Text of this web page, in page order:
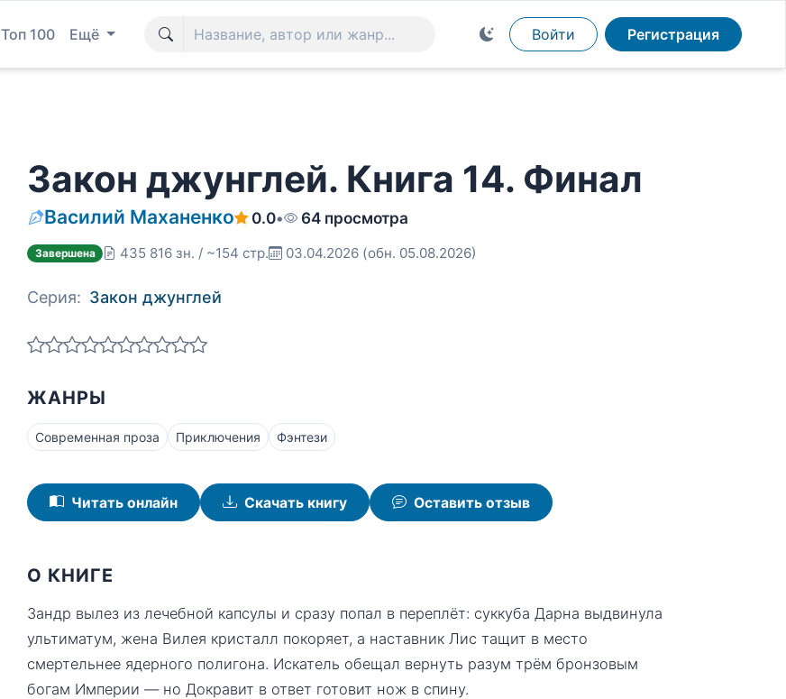
Топ 100 Ещё Войти Регистрация
Закон джунглей. Книга 14. Финал
Василий Маханенко 0.0• 64 просмотра
Завершена 435 816 зн. / ~154 стр. 03.04.2026 (обн. 05.08.2026)
Серия: Закон джунглей
ЖАНРЫ
Современная проза Приключения Фэнтези
Читать онлайн Скачать книгу Оставить отзыв
О КНИГЕ
Зандр вылез из лечебной капсулы и сразу попал в переплёт: суккуба Дарна выдвинула
ультиматум, жена Вилея кристалл покоряет, а наставник Лис тащит в место
смертельнее ядерного полигона. Искатель обещал вернуть разум трём бронзовым
богам Империи — но Докравит в ответ готовит нож в спину.